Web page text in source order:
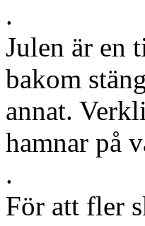
.
Julen är en
bakom
annat.
hamnar på
.
För att fler